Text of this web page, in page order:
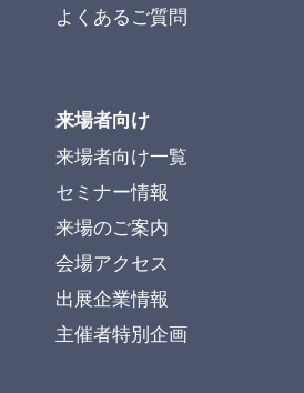
よくあるご質問
来場者向け
来場者向け一覧
セミナー情報
来場のご案内
会場アクセス
出展企業情報
主催者特別企画